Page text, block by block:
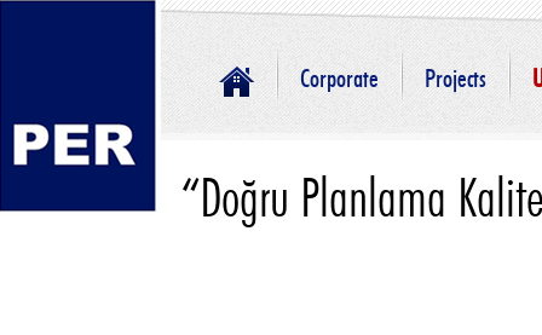
Corporate Projects
“Doğru Planlama